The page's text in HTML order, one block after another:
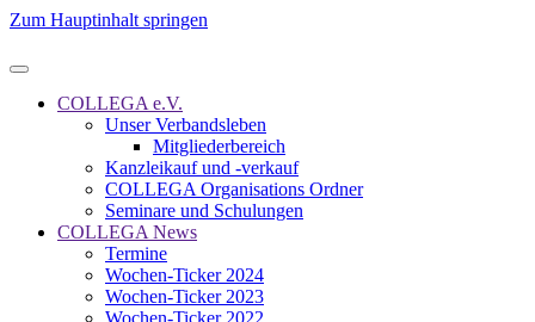
Zum Hauptinhalt springen
COLLEGA e.V.
Unser Verbandsleben
Mitgliederbereich
Kanzleikauf und -verkauf
COLLEGA Organisations Ordner
Seminare und Schulungen
COLLEGA News
Termine
Wochen-Ticker 2024
Wochen-Ticker 2023
Wochen-Ticker 2022